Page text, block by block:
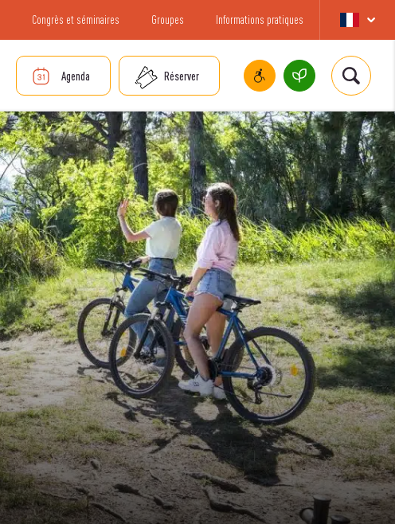
Congrès et séminaires Groupes Informations pratiques
Agenda Réserver